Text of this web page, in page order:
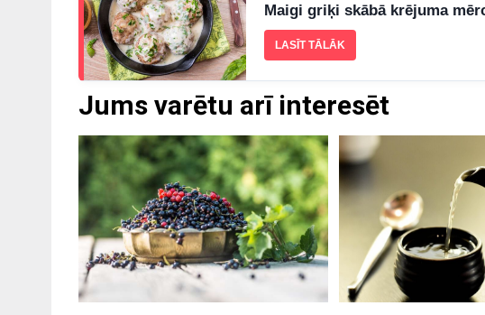
Jums varētu arī interesēt
Maigi griķi skābā krējuma
LASĪT TĀLĀK